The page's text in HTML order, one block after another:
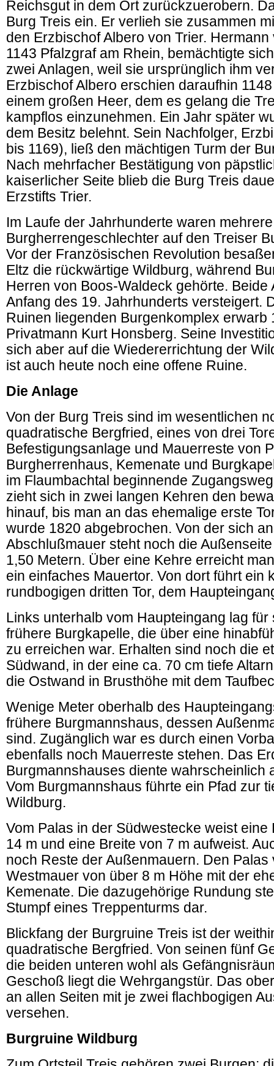
Reichsgut in dem Ort zurückzuerobern.
Burg Treis ein. Er verlieh sie zusammen
den Erzbischof Albero von Trier.
1143 Pfalzgraf am Rhein, bemächtigte
zwei Anlagen, weil sie ursprünglich ihm
Erzbischof Albero erschien daraufhin
einem großen Heer, dem es gelang die
kampflos einzunehmen. Ein Jahr später
dem Besitz belehnt. Sein Nachfolger,
bis 1169), ließ den mächtigen Turm der
Nach mehrfacher Bestätigung von
kaiserlicher Seite blieb die Burg Treis
Erzstifts Trier.
Im Laufe der Jahrhunderte waren mehrere
Burgherrengeschlechter auf den Treiser
Vor der Französischen Revolution
Eltz die rückwärtige Wildburg, während
Herren von Boos-Waldeck gehörte. Beide
Anfang des 19. Jahrhunderts versteigert.
Ruinen liegenden Burgenkomplex erwarb
Privatmann Kurt Honsberg. Seine
sich aber auf die Wiedererrichtung der
ist auch heute noch eine offene Ruine.
Die Anlage
Von der Burg Treis sind im wesentlichen
quadratische Bergfried, eines von drei
Befestigungsanlage und Mauerreste von
Burgherrenhaus, Kemenate und
im Flaumbachtal beginnende
zieht sich in zwei langen Kehren den
hinauf, bis man an das ehemalige erste
wurde 1820 abgebrochen. Von der sich
Abschlußmauer steht noch die
1,50 Metern. Über eine Kehre erreicht
ein einfaches Mauertor. Von dort führt ein
rundbogigen dritten Tor, dem
Links unterhalb vom Haupteingang lag für
frühere Burgkapelle, die über eine
zu erreichen war. Erhalten sind noch die
Südwand, in der eine ca. 70 cm tiefe
die Ostwand in Brusthöhe mit dem
Wenige Meter oberhalb des
frühere Burgmannshaus, dessen
sind. Zugänglich war es durch einen
ebenfalls noch Mauerreste stehen. Das
Burgmannshauses diente wahrscheinlich
Vom Burgmannshaus führte ein Pfad zur
Wildburg.
Vom Palas in der Südwestecke weist eine
14 m und eine Breite von 7 m aufweist.
noch Reste der Außenmauern. Den Palas
Westmauer von über 8 m Höhe mit der
Kemenate. Die dazugehörige Rundung
Stumpf eines Treppenturms dar.
Blickfang der Burgruine Treis ist der
quadratische Bergfried. Von seinen fünf
die beiden unteren wohl als
Geschoß liegt die Wehrgangstür. Das
an allen Seiten mit je zwei flachbogigen
versehen.
Burgruine Wildburg